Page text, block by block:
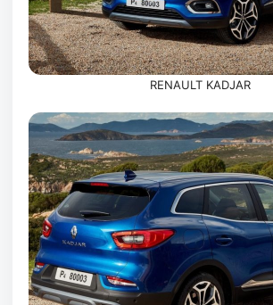
RENAULT KADJAR